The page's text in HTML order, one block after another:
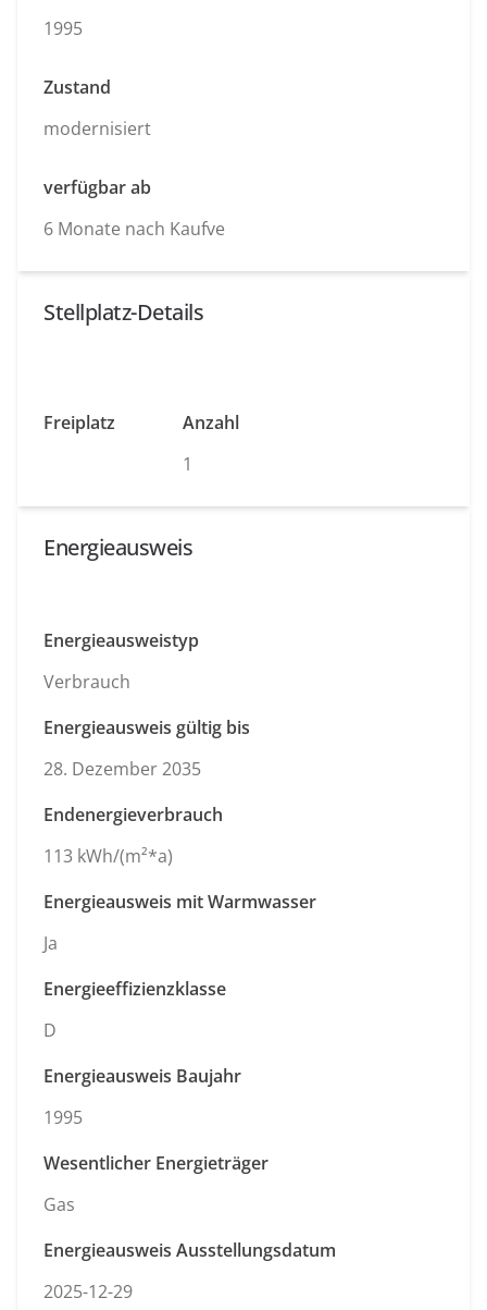
1995
Zustand
modernisiert
verfügbar ab
6 Monate nach Kaufve
Stellplatz-Details
Freiplatz
Anzahl
1
Energieausweis
Energieausweistyp
Verbrauch
Energieausweis gültig bis
28. Dezember 2035
Endenergieverbrauch
113 kWh/(m²*a)
Energieausweis mit Warmwasser
Ja
Energieeffizienzklasse
D
Energieausweis Baujahr
1995
Wesentlicher Energieträger
Gas
Energieausweis Ausstellungsdatum
2025-12-29